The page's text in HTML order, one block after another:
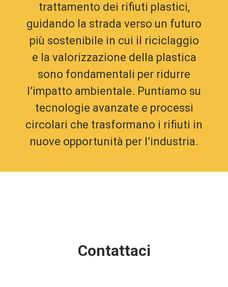
trattamento dei rifiuti plastici,
guidando la strada verso un futuro
più sostenibile in cui il riciclaggio
e la valorizzazione della plastica
sono fondamentali per ridurre
l’impatto ambientale. Puntiamo su
tecnologie avanzate e processi
circolari che trasformano i rifiuti in
nuove opportunità per l’industria.
Contattaci